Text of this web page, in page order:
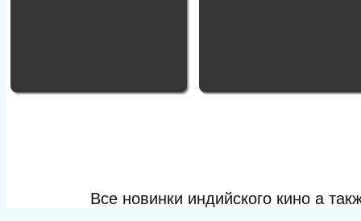
Все новинки индийского кино а